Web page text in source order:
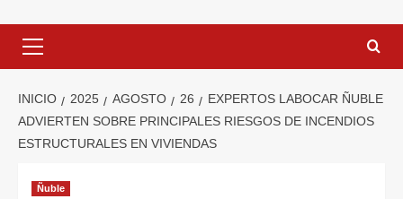
INICIO 2025 AGOSTO 26
EXPERTOS LABOCAR ÑUBLE
ADVIERTEN SOBRE PRINCIPALES RIESGOS DE INCENDIOS
ESTRUCTURALES EN VIVIENDAS
Ñuble